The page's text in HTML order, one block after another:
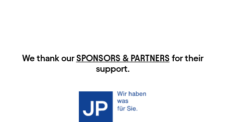
HAUPTSPONSOREN
We thank ourSPONSORS & PARTNERS for their
support.